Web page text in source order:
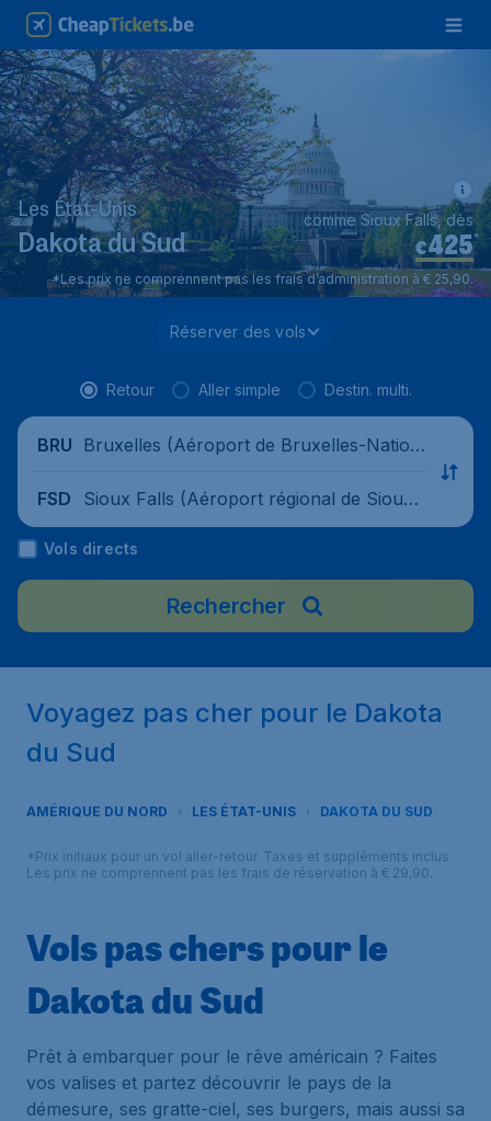
Les État-Unis
Dakota du Sud €425*
comme Sioux Falls, dès
*Les prix ne comprennent pas les frais d’administration à € 25,90.
Réserver des vols
Retour Aller simple Destin. multi.
BRU Bruxelles (Aéroport de Bruxelles-Nation
FSD
Sioux Falls (Aéroport régional de Sioux
Falls), États-Unis
Vols directs
Rechercher
Voyagez pas cher pour le Dakota
du Sud
AMÉRIQUE DU NORD LES ÉTAT-UNIS DAKOTA DU SUD
*Prix initiaux pour un vol aller-retour. Taxes et suppléments inclus.
Les prix ne comprennent pas les frais de réservation à € 29,90.
Vols pas chers pour le
Dakota du Sud
Prêt à embarquer pour le rêve américain ? Faites
vos valises et partez découvrir le pays de la
démesure, ses gratte-ciel, ses burgers, mais aussi sa